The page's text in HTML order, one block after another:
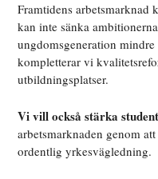
Framtidens
kan inte sänka
ungdomsgeneration
kompletterar vi
utbildningsplatser.
Vi vill också stärka
arbetsmarknaden genom
ordentlig yrkesvägledning.